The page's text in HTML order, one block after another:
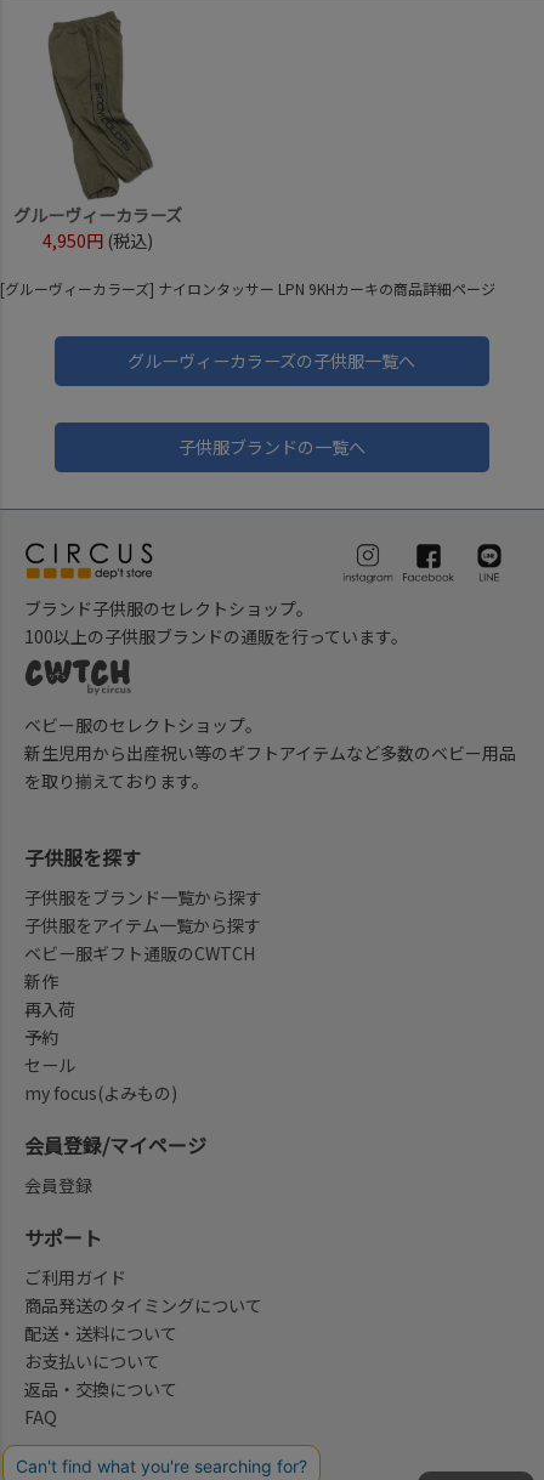
グルーヴィーカラーズ
4,950円 (税込)
[グルーヴィーカラーズ] ナイロンタッサー LPN 9KHカーキの商品詳細ページ
グルーヴィーカラーズの子供服一覧へ
子供服ブランドの一覧へ
ブランド子供服のセレクトショップ。
100以上の子供服ブランドの通販を行っています。
ベビー服のセレクトショップ。
新生児用から出産祝い等のギフトアイテムなど多数のベビー用品
を取り揃えております。
会社概要/お問合せ先
子供服を探す
子供服をブランド一覧から探す
子供服をアイテム一覧から探す
ベビー服ギフト通販のCWTCH
新作
再入荷
予約
セール
my focus(よみもの)
会員登録/マイページ
会員登録
サポート
ご利用ガイド
商品発送のタイミングについて
配送・送料について
お支払いについて
返品・交換について
FAQ